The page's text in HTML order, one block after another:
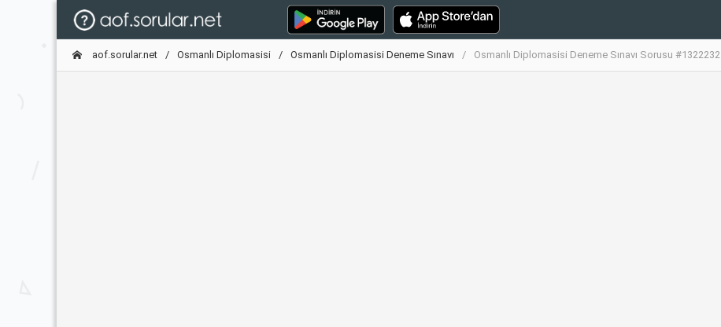
aof.sorular.net Osmanlı Diplomasisi Osmanlı Diplomasisi Deneme Sınavı Osmanlı Diplomasisi Deneme Sınavı Sorusu #1322232